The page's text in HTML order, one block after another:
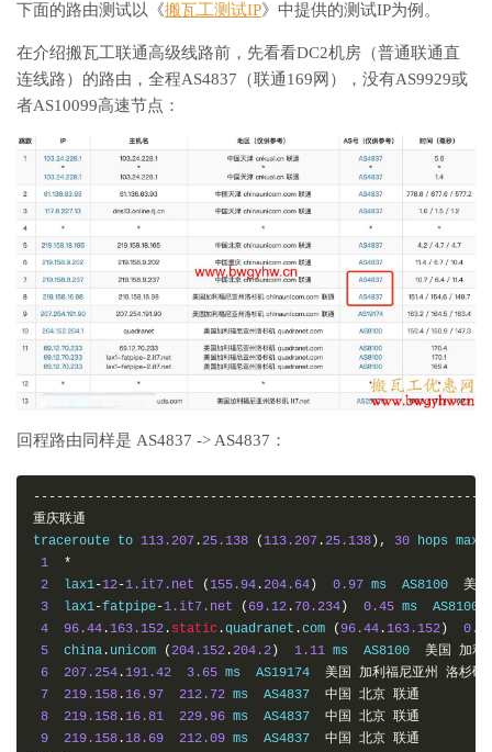
下面的路由测试以《搬瓦工测试IP》中提供的测试IP为例。
在介绍搬瓦工联通高级线路前，先看看DC2机房（普通联通直
连线路）的路由，全程AS4837（联通169网），没有AS9929或
者AS10099高速节点：
回程路由同样是 AS4837 -> AS4837：
重庆联通
traceroute to 113.207 .25.138 ( 113.207 .25.138 ), 30 hops max
1
*
2
  lax1
-12-1.it7.net ( 155.94 .204.64 ) 0.97 ms  AS8100 美国
3
  lax1
-fatpipe-1.it7.net ( 69.12 . 70.234 ) 0.45 ms
4
96.44 . 163.152 . static .quadranet .com (96.44 . 163.152 )
5
  china
. unicom (204.152 .204.2 ) 1.11 ms  AS8100 美国
加利
6
207.254 . 191.42 3.65 ms  AS19174 美国 加利福尼亚州
洛杉矶
7
219.158 . 16.97 212.72 ms  AS4837 中国 北京 联通
8
219.158 . 16.81 229.96 ms  AS4837 中国 北京 联通
9
219.158 . 18.69 212.09 ms  AS4837 中国 北京 联通